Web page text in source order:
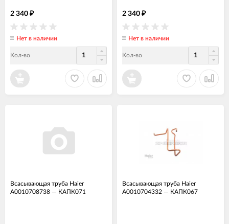
2 340 ₽
Нет в наличии
Кол-во
2 340 ₽
Нет в наличии
Кол-во
Всасывающая труба Haier
A0010708738 — КАПК071
Всасывающая труба Haier
A0010704332 — КАПК067